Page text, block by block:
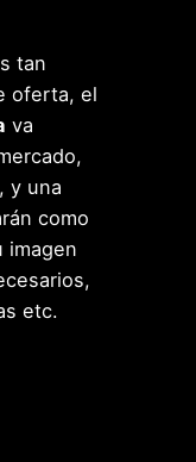
tan
oferta, el
va
y una
como
imagen
etc.